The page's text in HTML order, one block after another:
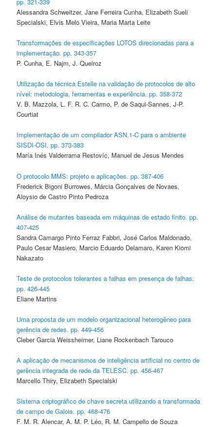
Alessandra Schweitzer, Jane Ferreira Cunha, Elizabeth Sueli
Specialski, Elvis Melo Vieira, Maria Marta Leite
Transformações de especificações LOTOS direcionadas para a
implementação. pp. 343-357
P. Cunha, E. Najm, J. Queiroz
Utilização da técnica Estelle na validação de protocolos de alto
nível: metodologia, ferramentas e experiência. pp. 358-372
V. B. Mazzola, L. F. R. C. Carmo, P. de Saqui-Sannes, J-P.
Courtiat
Implementação de um compilador ASN.1-C para o ambiente
SISDI-OSI. pp. 373-383
María Inés Valderrama Restovíc, Manuel de Jesus Mendes
O protocolo MMS: projeto e aplicações. pp. 387-406
Frederick Bigoni Burrowes, Márcia Gonçalves de Novaes,
Aloysio de Castro Pinto Pedroza
Análise de mutantes baseada em máquinas de estado finito. pp.
407-425
Sandra Camargo Pinto Ferraz Fabbri, José Carlos Maldonado,
Paulo Cesar Masiero, Marcio Eduardo Delamaro, Karen Kiomi
Nakazato
Teste de protocolos tolerantes a falhas em presença de falhas.
pp. 426-445
Eliane Martins
Uma proposta de um modelo organizacional heterogêneo para
gerência de redes. pp. 449-456
Cleber Garcia Weissheimer, Liane Rockenbach Tarouco
A aplicação de mecanismos de inteligência artificial no centro de
gerência integrada de rede da TELESC. pp. 456-467
Marcello Thiry, Elizabeth Specialski
Sistema criptográfico de chave secreta utilizando a transformada
de campo de Galois. pp. 468-476
F. M. R. Alencar, A. M. P. Léo, R. M. Campello de Souza